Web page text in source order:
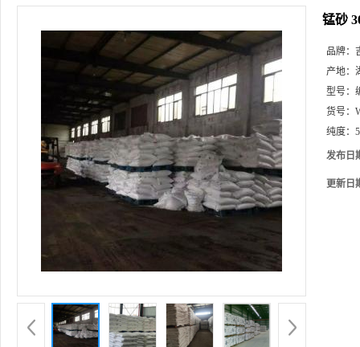
锰砂
品牌：
产地：
型号：
货号：
纯度：
发布日
更新日